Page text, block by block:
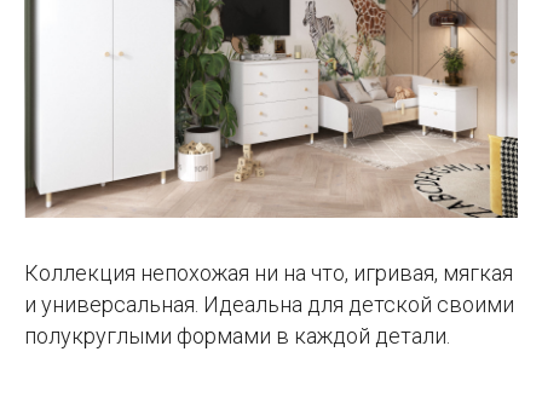
Коллекция непохожая ни на что, игривая, мягкая
и универсальная. Идеальна для детской своими
полукруглыми формами в каждой детали.